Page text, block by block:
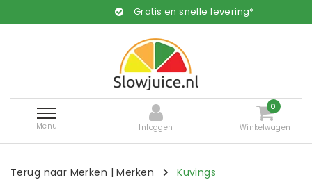
Gratis en snelle levering*
Menu Inloggen
0
Winkelwagen
Terug naar Merken |Merken Kuvings